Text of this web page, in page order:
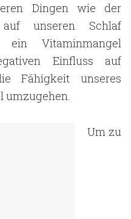
Dingen wie der
unseren Schlaf
Vitaminmangel
Einfluss auf
Fähigkeit unseres
umzugehen.
Um zu